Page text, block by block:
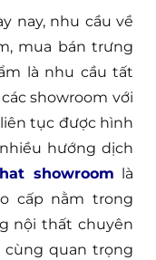
nay, nhu cầu về
mua bán trưng
là nhu cầu tất
showroom với
tục được hình
hướng dịch
showroom là
cấp nằm trong
nội thất chuyên
cùng quan trọng